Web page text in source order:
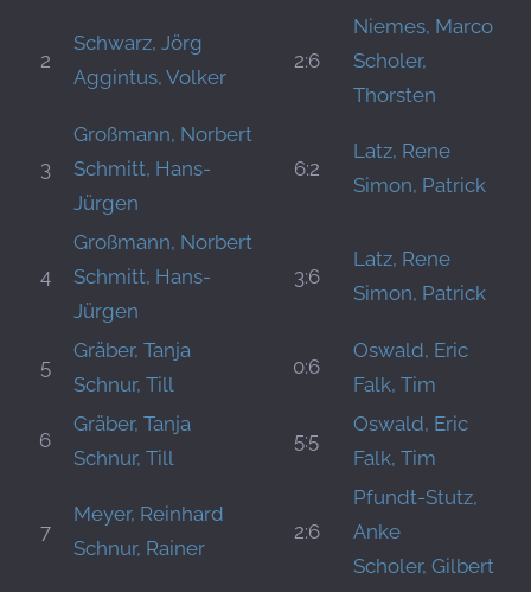
2
Schwarz, Jörg
Aggintus, Volker
2:6
Niemes, Marco
Scholer,
Thorsten
3
Großmann, Norbert
Schmitt, Hans-
Jürgen
6:2
Latz, Rene
Simon, Patrick
4
Großmann, Norbert
Schmitt, Hans-
Jürgen
3:6
Latz, Rene
Simon, Patrick
5
Gräber, Tanja
Schnur, Till
0:6
Oswald, Eric
Falk, Tim
6
Gräber, Tanja
Schnur, Till
5:5
Oswald, Eric
Falk, Tim
7
Meyer, Reinhard
Schnur, Rainer
2:6
Pfundt-Stutz,
Anke
Scholer, Gilbert